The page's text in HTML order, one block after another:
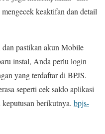
keaktifan dan detail
pastikan akun Mobile
instal, Anda perlu login
yang terdaftar di BPJS.
seperti cek saldo aplikasi
berikutnya. bpjs-